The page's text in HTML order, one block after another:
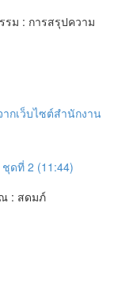
รม : การสรุปความ
กเว็บไซต์สำนักงาน
ดที่ 2 (11:44)
: สดมภ์